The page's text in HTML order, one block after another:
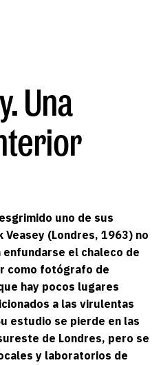
Una
uno de sus
Veasey (Londres, 1963) no
el chaleco de
como fotógrafo de
hay pocos lugares
a las virulentas
estudio se pierde en las
de Londres, pero se
y laboratorios de